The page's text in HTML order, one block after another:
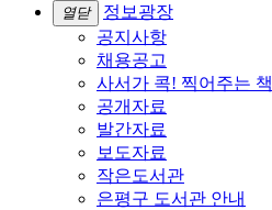
열닫
정보광장
공지사항
채용공고
사서가 콕! 찍어주는 책
공개자료
발간자료
보도자료
작은도서관
은평구 도서관 안내